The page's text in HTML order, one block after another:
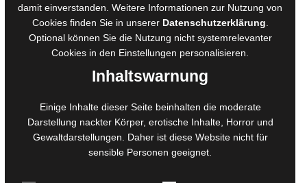
Ausschreibungen
Belegexemplare
Eigenbedarfsexemplare
Foto- und Bildbearbeitung
Fotorestauration
Creative Artwork
damit einverstanden. Weitere Informationen zur Nutzung von
Cookies finden Sie in unserer Datenschutzerklärung
Optional können Sie die Nutzung nicht systemrelevanter
Cookies in den Einstellungen personalisieren.
Inhaltswarnung
Einige Inhalte dieser Seite beinhalten die moderate
Darstellung nackter Körper, erotische Inhalte, Horror und
Gewaltdarstellungen. Daher ist diese Website nicht für
sensible Personen geeignet.